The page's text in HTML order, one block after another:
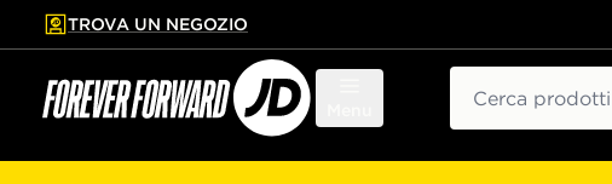
contenuto principale
a fondo pagina
TROVA UN NEGOZIO